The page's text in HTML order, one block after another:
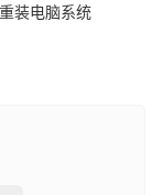
装电脑系统